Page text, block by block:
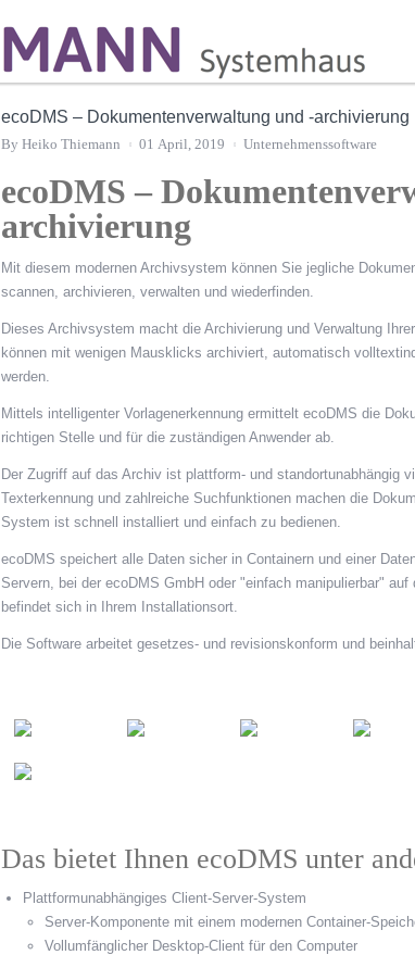
ecoDMS – Dokumentenverwaltung und -archivierung
By Heiko Thiemann 01 April, 2019 Unternehmenssoftware
ecoDMS –
archivierung
Mit diesem modernen Archivsystem können Sie jegliche
scannen, archivieren, verwalten und wiederfinden.
Dieses Archivsystem macht die Archivierung und Verwaltung
können mit wenigen Mausklicks archiviert, automatisch
werden.
Mittels intelligenter Vorlagenerkennung ermittelt ecoDMS die
richtigen Stelle und für die zuständigen Anwender ab.
Der Zugriff auf das Archiv ist plattform- und standortunabhängig
Texterkennung und zahlreiche Suchfunktionen machen die
System ist schnell installiert und einfach zu bedienen.
ecoDMS speichert alle Daten sicher in Containern und einer
Servern, bei der ecoDMS GmbH oder "einfach manipulierbar"
befindet sich in Ihrem Installationsort.
Die Software arbeitet gesetzes- und revisionskonform und
Das bietet Ihnen ecoDMS unter
Plattformunabhängiges Client-Server-System
Server-Komponente mit einem modernen Container-
Vollumfänglicher Desktop-Client für den Computer